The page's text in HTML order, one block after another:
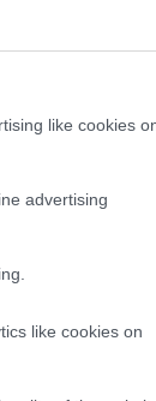
like cookies
advertising
like cookies on
egyáltalán
ne